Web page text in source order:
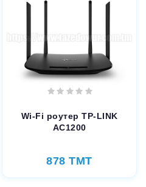
Wi-Fi роутер TP-LINK
AC1200
878 TMT